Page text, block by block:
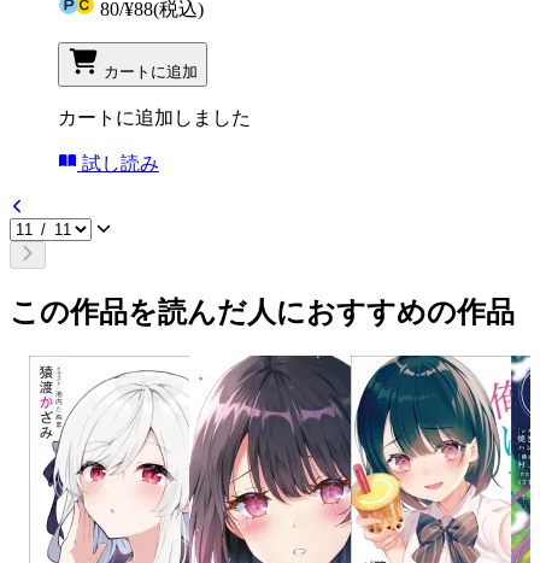
80/¥88(税込)
カートに追加
カートに追加しました
試し読み
この作品を読んだ人におすすめの作品